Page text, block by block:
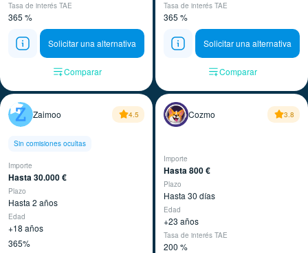
Tasa de interés TAE
365 %
Solicitar una alternativa
Comparar
Tasa de interés TAE
365 %
Solicitar una alternativa
Comparar
Zaimoo 4.5
Sin comisiones ocultas
Importe
Hasta 30.000 €
Plazo
Hasta 2 años
Edad
+18 años
365%
Cozmo 3.8
Importe
Hasta 800 €
Plazo
Hasta 30 días
Edad
+23 años
Tasa de interés TAE
200 %